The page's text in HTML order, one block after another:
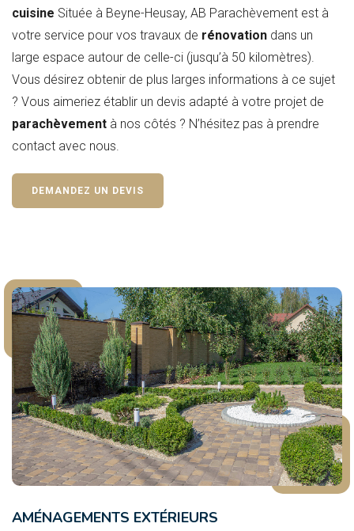
cuisine Située à Beyne-Heusay, AB Parachèvement est à
votre service pour vos travaux de rénovation dans un
large espace autour de celle-ci (jusqu’à 50 kilomètres).
Vous désirez obtenir de plus larges informations à ce sujet
? Vous aimeriez établir un devis adapté à votre projet de
parachèvement à nos côtés ? N’hésitez pas à prendre
contact avec nous.
DEMANDEZ UN DEVIS
AMÉNAGEMENTS EXTÉRIEURS